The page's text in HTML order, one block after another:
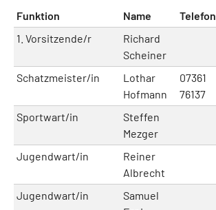
Funktion Name Telefon
1. Vorsitzende/r
Richard
Scheiner
Schatzmeister/in
Lothar
Hofmann
07361
76137
Sportwart/in
Steffen
Mezger
Jugendwart/in
Reiner
Albrecht
Jugendwart/in
Samuel